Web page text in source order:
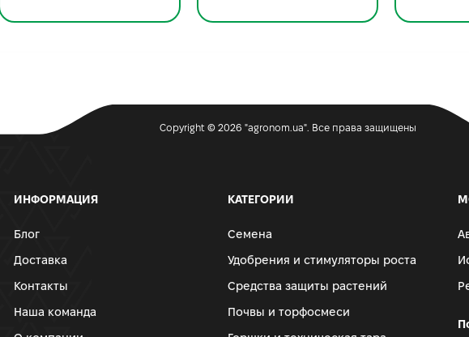
Copyright © 2026 "agronom.ua". Все права защищены
ИНФОРМАЦИЯ
Блог
Доставка
Контакты
Наша команда
КАТЕГОРИИ
Семена
Удобрения и стимуляторы роста
Средства защиты растений
Почвы и торфосмеси